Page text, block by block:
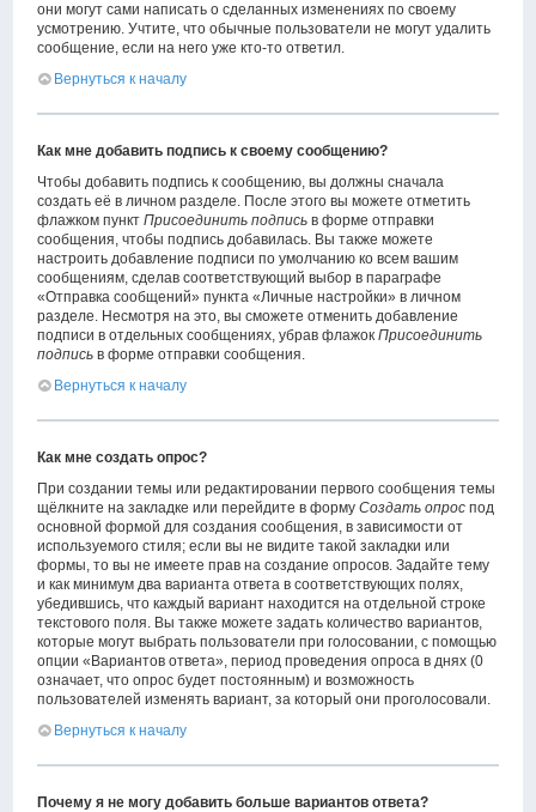
они могут сами написать о сделанных изменениях по своему
усмотрению. Учтите, что обычные пользователи не могут удалить
сообщение, если на него уже кто-то ответил.
Вернуться к началу
Как мне добавить подпись к своему сообщению?
Чтобы добавить подпись к сообщению, вы должны сначала
создать её в личном разделе. После этого вы можете отметить
флажком пунктПрисоединить подпись в форме отправки
сообщения, чтобы подпись добавилась. Вы также можете
настроить добавление подписи по умолчанию ко всем вашим
сообщениям, сделав соответствующий выбор в параграфе
«Отправка сообщений» пункта «Личные настройки» в личном
разделе. Несмотря на это, вы сможете отменить добавление
подписи в отдельных сообщениях, убрав флажокПрисоединить
подпись в форме отправки сообщения.
Вернуться к началу
Как мне создать опрос?
При создании темы или редактировании первого сообщения темы
щёлкните на закладке или перейдите в формуСоздать опрос под
основной формой для создания сообщения, в зависимости от
используемого стиля; если вы не видите такой закладки или
формы, то вы не имеете прав на создание опросов. Задайте тему
и как минимум два варианта ответа в соответствующих полях,
убедившись, что каждый вариант находится на отдельной строке
текстового поля. Вы также можете задать количество вариантов,
которые могут выбрать пользователи при голосовании, с помощью
опции «Вариантов ответа», период проведения опроса в днях (0
означает, что опрос будет постоянным) и возможность
пользователей изменять вариант, за который они проголосовали.
Вернуться к началу
Почему я не могу добавить больше вариантов ответа?